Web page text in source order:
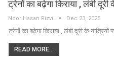
ट्रेनों का बढ़ेगा किराया , लंबी
Noor Hasan Rizvi Dec 23, 2025
ट्रेनों का बढ़ेगा किराया , लंबी दूरी के
READ MORE...